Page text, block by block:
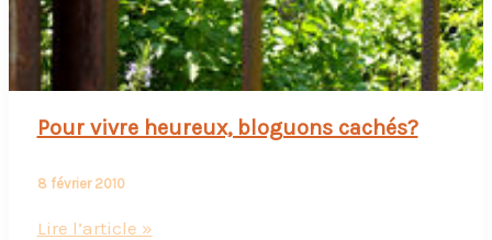
Pour vivre heureux, bloguons cachés?
8 février 2010
Pour
Lire l’article »